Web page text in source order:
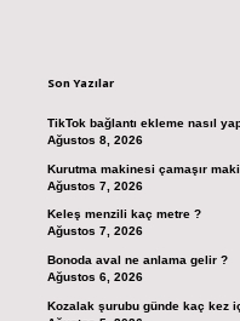
Son Yazılar
TikTok bağlantı ekleme nasıl
Ağustos 8, 2026
Kurutma makinesi çamaşır
Ağustos 7, 2026
Keleş menzili kaç metre ?
Ağustos 7, 2026
Bonoda aval ne anlama gelir ?
Ağustos 6, 2026
Kozalak şurubu günde kaç kez